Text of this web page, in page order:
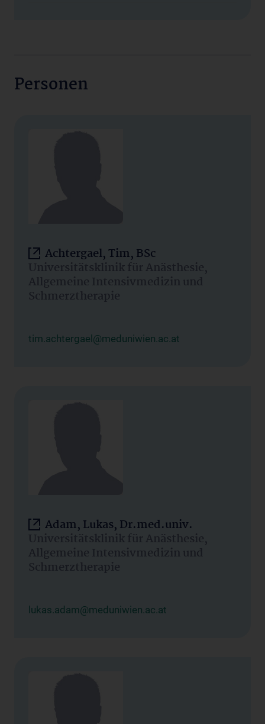
Personen
Achtergael, Tim, BSc
Universitätsklinik für Anästhesie,
Allgemeine Intensivmedizin und
Schmerztherapie
tim.achtergael@meduniwien.ac.at
Adam, Lukas, Dr.med.univ.
Universitätsklinik für Anästhesie,
Allgemeine Intensivmedizin und
Schmerztherapie
lukas.adam@meduniwien.ac.at